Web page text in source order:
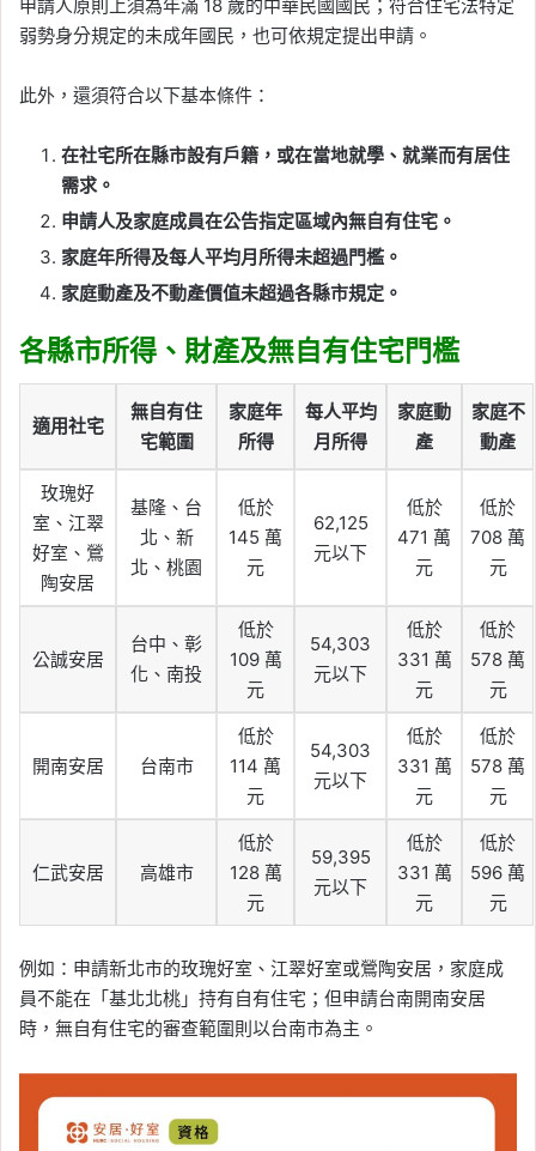
申請人原則上須為年滿 18 歲的中華民國國民；符合住宅法特定
弱勢身分規定的未成年國民，也可依規定提出申請。
此外，還須符合以下基本條件：
在社宅所在縣市設有戶籍，或在當地就學、就業而有居住
需求。
申請人及家庭成員在公告指定區域內無自有住宅。
家庭年所得及每人平均月所得未超過門檻。
家庭動產及不動產價值未超過各縣市規定。
各縣市所得、財產及無自有住宅門檻
適用社宅
無自有住
宅範圍
家庭年
所得
每人平均
月所得
家庭動
產
家庭不
動產
玫瑰好
室、江翠
好室、鶯
陶安居
基隆、台
北、新
北、桃園
低於
145 萬
元
62,125
元以下
低於
471 萬
元
低於
708 萬
元
公誠安居
台中、彰
化、南投
低於
109 萬
元
54,303
元以下
低於
331 萬
元
低於
578 萬
元
開南安居 台南市
低於
114 萬
元
54,303
元以下
低於
331 萬
元
低於
578 萬
元
仁武安居 高雄市
低於
128 萬
元
59,395
元以下
低於
331 萬
元
低於
596 萬
元
例如：申請新北市的玫瑰好室、江翠好室或鶯陶安居，家庭成
員不能在「基北北桃」持有自有住宅；但申請台南開南安居
時，無自有住宅的審查範圍則以台南市為主。